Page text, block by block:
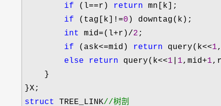
if (l==r) return mn[k];
if (tag[k]!=0 ) downtag(k);
int
mid=(l+r)/2 ;
if (ask<=mid) return query(k<<1
else
return query(k<<1 1,mid+1
    }
struct
TREE_LINK//树剖